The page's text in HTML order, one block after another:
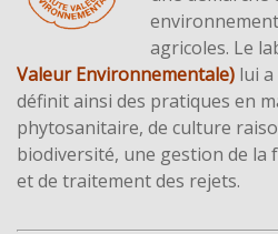
agricoles. Le
Valeur Environnementale) lui
définit ainsi des pratiques en
phytosanitaire, de culture
biodiversité, une gestion de
et de traitement des rejets.